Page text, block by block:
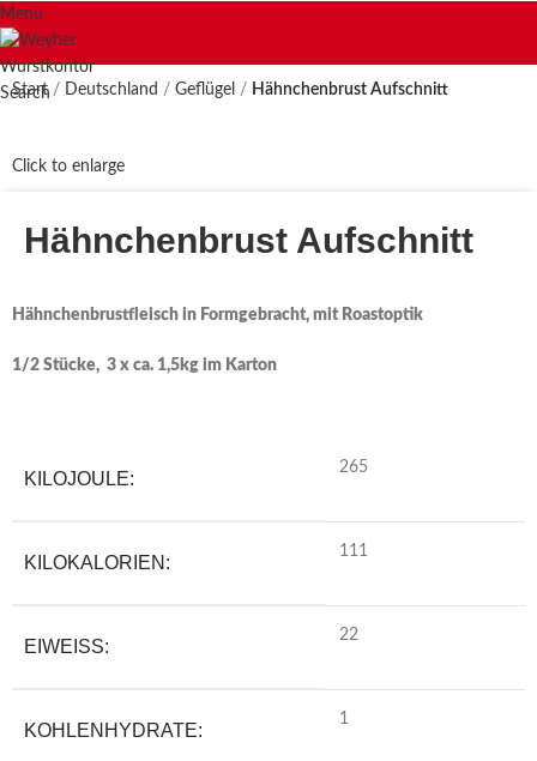
Menu
Search
Start Deutschland Geflügel Hähnchenbrust Aufschnitt
Click to enlarge
Hähnchenbrust Aufschnitt
Hähnchenbrustfleisch in Formgebracht, mit Roastoptik
1/2 Stücke, 3 x ca. 1,5kg im Karton
KILOJOULE:
265
KILOKALORIEN:
111
EIWEISS:
22
KOHLENHYDRATE:
1